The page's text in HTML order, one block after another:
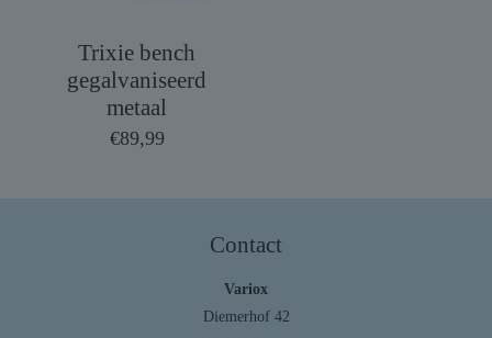
Trixie bench
gegalvaniseerd
metaal
€89,99
Contact
Variox
Diemerhof 42